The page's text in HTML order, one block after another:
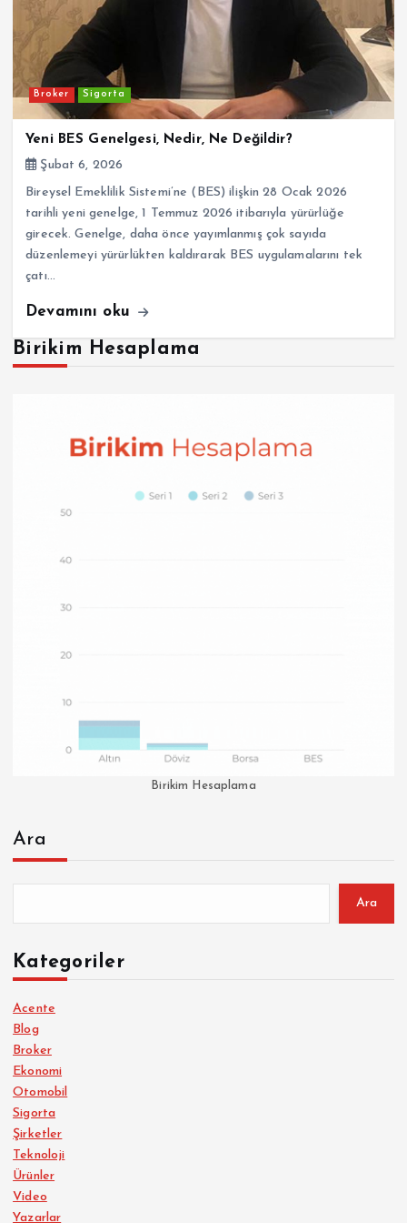
Broker Sigorta
Yeni BES Genelgesi, Nedir, Ne Değildir?
Şubat 6, 2026
Bireysel Emeklilik Sistemi’ne (BES) ilişkin 28 Ocak 2026
tarihli yeni genelge, 1 Temmuz 2026 itibarıyla yürürlüğe
girecek. Genelge, daha önce yayımlanmış çok sayıda
düzenlemeyi yürürlükten kaldırarak BES uygulamalarını tek
çatı…
Devamını oku
Birikim Hesaplama
Birikim Hesaplama
Ara
Ara
Kategoriler
Acente
Blog
Broker
Ekonomi
Otomobil
Sigorta
Şirketler
Teknoloji
Ürünler
Video
Yazarlar